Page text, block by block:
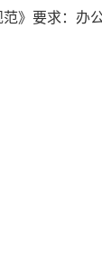
》要求：办